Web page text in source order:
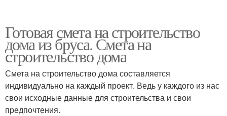
Готовая смета на строительство
дома из бруса. Смета на
строительство дома
Смета на строительство дома составляется
индивидуально на каждый проект. Ведь у каждого из нас
свои исходные данные для строительства и свои
предпочтения.